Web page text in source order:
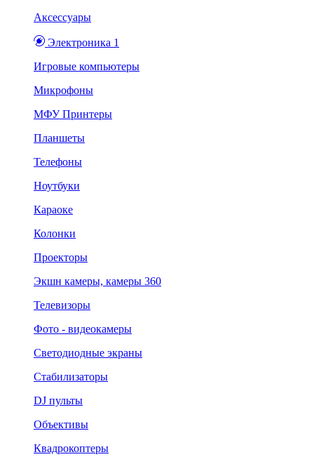
Аксессуары
Электроника 1
Игровые компьютеры
Микрофоны
МФУ Принтеры
Планшеты
Телефоны
Ноутбуки
Караоке
Колонки
Проекторы
Экшн камеры, камеры 360
Телевизоры
Фото - видеокамеры
Светодиодные экраны
Стабилизаторы
DJ пульты
Объективы
Квадрокоптеры